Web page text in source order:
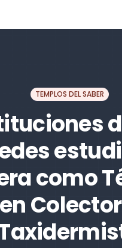
TEMPLOS DEL SABER
como
en